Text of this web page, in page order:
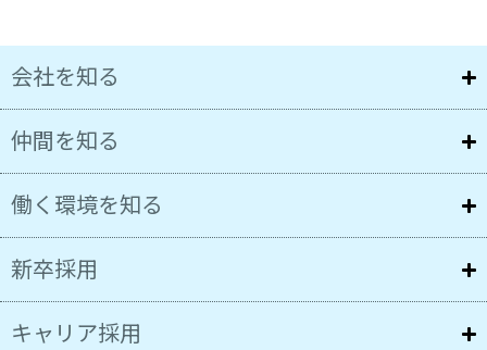
会社を知る
仲間を知る
働く環境を知る
新卒採用
キャリア採用